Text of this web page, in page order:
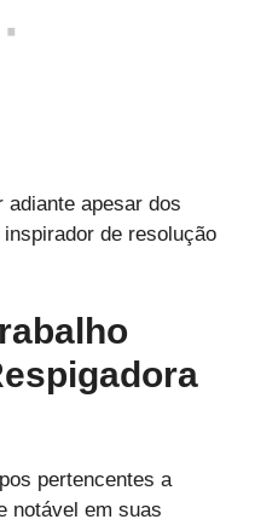
adiante apesar dos
de resolução
pertencentes a
notável em suas